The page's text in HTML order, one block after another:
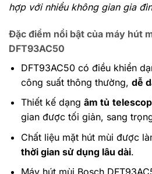
hợp với nhiều không gian gia
Đặc điểm nổi bật của máy hút
DFT93AC50
DFT93AC50 có điều khiển
công suất thông thường, dễ
Thiết kế dạng âm tủ
gian được tối giản, sang
Chất liệu mặt hút mùi được
thời gian sử dụng lâu dài.